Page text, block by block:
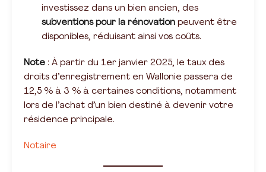
investissez dans un bien ancien, des
subventions pour la rénovation peuvent être
disponibles, réduisant ainsi vos coûts.
Note : À partir du 1er janvier 2025, le taux des
droits d’enregistrement en Wallonie passera de
12,5 % à 3 % à certaines conditions, notamment
lors de l’achat d’un bien destiné à devenir votre
résidence principale.
Notaire